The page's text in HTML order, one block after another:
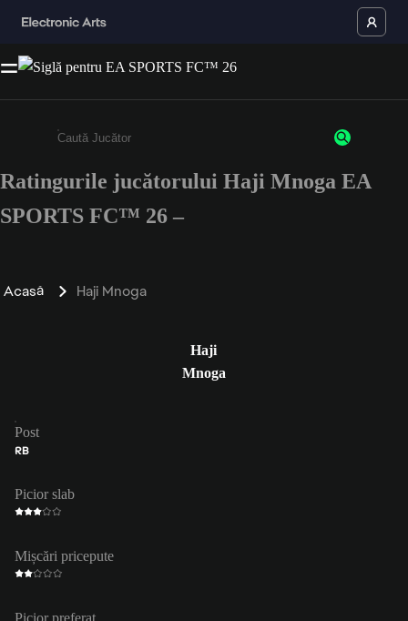
Enter a minimum of 3 characters or numbers
Ratingurile jucătorului Haji Mnoga EA
SPORTS FC™ 26 –
Acasă Haji Mnoga
Haji
Mnoga
Post
RB
Picior slab
Mișcări pricepute
Picior preferat